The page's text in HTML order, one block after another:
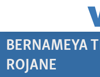
Yekser
here
naveroka
NÛÇE
BERNAMEYA
ROJANE